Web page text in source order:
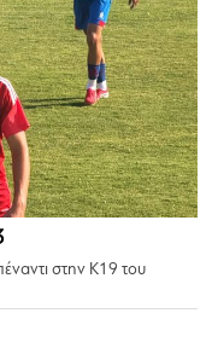
στην Κ19 του